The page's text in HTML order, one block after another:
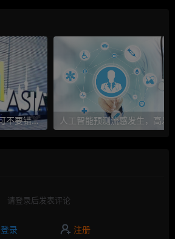
今年的CES Asia，你可不要错过这些自动驾驶看点
请登录后发表评论
登录 注册